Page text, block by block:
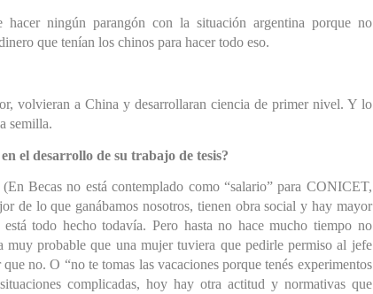
hacer ningún parangón con la situación argentina porque no
que tenían los chinos para hacer todo eso.
volvieran a China y desarrollaran ciencia de primer nivel. Y lo
semilla.
el desarrollo de su trabajo de tesis?
(En Becas no está contemplado como “salario” para CONICET,
de lo que ganábamos nosotros, tienen obra social y hay mayor
todo hecho todavía. Pero hasta no hace mucho tiempo no
probable que una mujer tuviera que pedirle permiso al jefe
no. O “no te tomas las vacaciones porque tenés experimentos
complicadas, hoy hay otra actitud y normativas que